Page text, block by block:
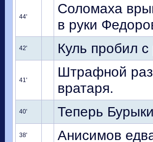
44'
Соломаха
в руки
42' Куль пробил
41'
Штрафной
вратаря.
40' Теперь
38' Анисимов